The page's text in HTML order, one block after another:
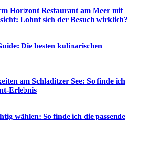
Horizont Restaurant am Meer mit
Lohnt sich der Besuch wirklich?
Die besten kulinarischen
am Schladitzer See: So finde ich
Erlebnis
wählen: So finde ich die passende